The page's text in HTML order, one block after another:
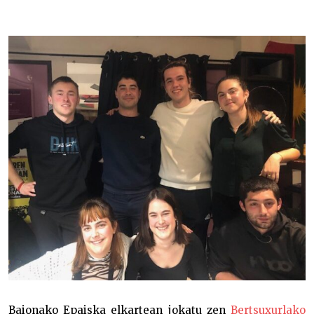
Baionako Epaiska elkartean jokatu zen Bertsuxurlako